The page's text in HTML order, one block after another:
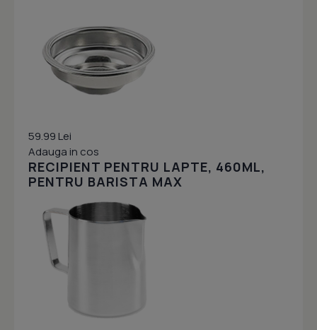
59.99 Lei
Adauga in cos
RECIPIENT PENTRU LAPTE, 460ML,
PENTRU BARISTA MAX